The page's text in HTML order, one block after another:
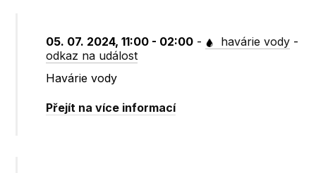
05. 07. 2024, 11:00 - 02:00 - havárie vody -
odkaz na událost
Havárie vody
Přejít na více informací